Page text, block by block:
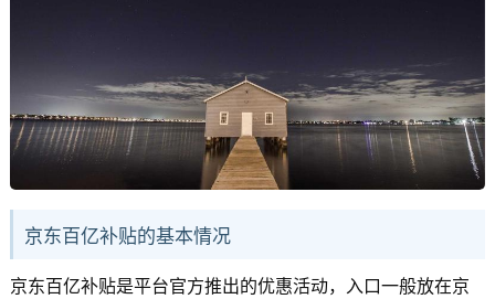
京东百亿补贴的基本情况
京东百亿补贴是平台官方推出的优惠活动，入口一般放在京